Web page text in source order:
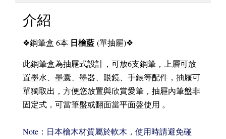
介紹
❖鋼筆盒 6本 日檜藍 (單抽屜)❖
此鋼筆盒為抽屜式設計，可放6支鋼筆，上層可放
置墨水、墨囊、墨器、眼鏡、手錶等配件，抽屜可
單獨取出，方便您放置與欣賞愛筆，抽屜內筆盤非
固定式，可當筆盤或翻面當平面盤使用 。
Note： 日本檜木材質屬於軟木，使用時請避免碰